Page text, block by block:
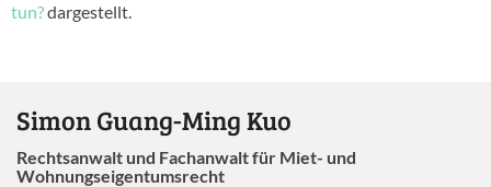
tun?dargestellt.
Simon Guang-Ming Kuo
Rechtsanwalt und Fachanwalt für Miet- und
Wohnungseigentumsrecht